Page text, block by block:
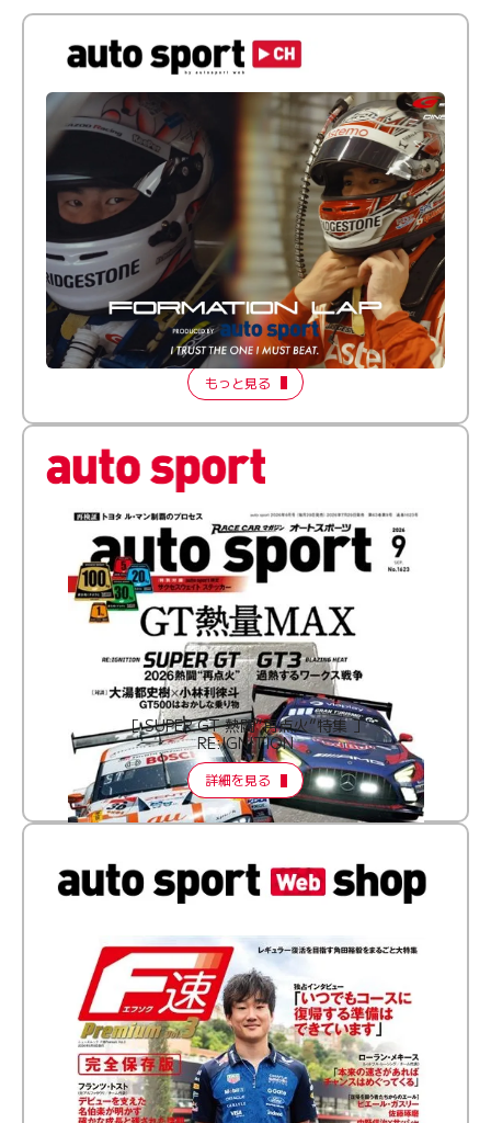
倒す相手を、信じてる。小林利徠斗 × 野村勇斗
【FORMATION LAP Produced by auto sport】
2026 Episode 2
もっと見る
［ SUPER GT 熱闘“再点火”特集 ］
RE:IGNITION
詳細を見る